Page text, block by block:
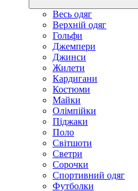
Весь одяг
Верхній одяг
Гольфи
Джемпери
Джинси
Жилети
Кардигани
Костюми
Майки
Олімпійки
Піджаки
Поло
Світшоти
Светри
Сорочки
Спортивний одяг
Футболки